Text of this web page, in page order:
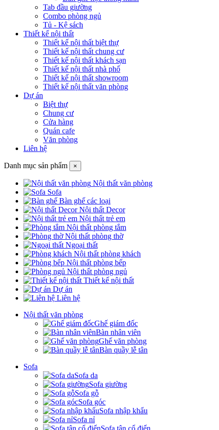
Tab đầu giường
Combo phòng ngủ
Tủ - Kệ sách
Thiết kế nội thất
Thiết kế nội thất biệt thự
Thiết kế nội thất chung cư
Thiết kế nội thất khách sạn
Thiết kế nội thất nhà phố
Thiết kế nội thất showroom
Thiết kế nội thất văn phòng
Dự án
Biệt thự
Chung cư
Cửa hàng
Quán cafe
Văn phòng
Liên hệ
Danh mục sản phẩm ×
Nội thất văn phòng
Sofa
Bàn ghế các loại
Nội thất Decor
Nội thất trẻ em
Nội thất phòng tắm
Nội thất phòng thờ
Ngoại thất
Nội thất phòng khách
Nội thất phòng bếp
Nội thất phòng ngủ
Thiết kế nội thất
Dự án
Liên hệ
Nội thất văn phòng
Ghế giám đốc
Bàn nhân viên
Ghế văn phòng
Bàn quầy lễ tân
Sofa
Sofa da
Sofa giường
Sofa gỗ
Sofa góc
Sofa nhập khẩu
Sofa nỉ